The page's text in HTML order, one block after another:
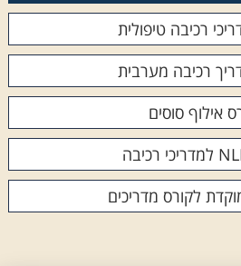
רכיבה טיפולית
רכיבה מערבית
אילוף סוסים
לקורס מדריכים